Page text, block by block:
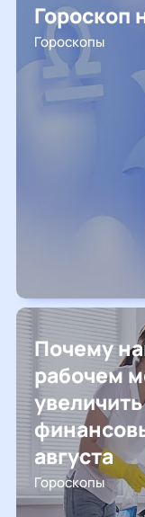
Гороскоп
Гороскопы
Почему
рабочем
августа
Гороскопы